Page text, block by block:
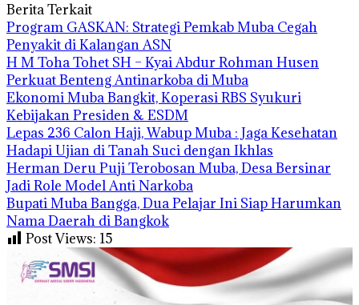
Berita Terkait
Program GASKAN: Strategi Pemkab Muba Cegah
Penyakit di Kalangan ASN
H M Toha Tohet SH – Kyai Abdur Rohman Husen
Perkuat Benteng Antinarkoba di Muba
Ekonomi Muba Bangkit, Koperasi RBS Syukuri
Kebijakan Presiden & ESDM
Lepas 236 Calon Haji, Wabup Muba : Jaga Kesehatan
Hadapi Ujian di Tanah Suci dengan Ikhlas
Herman Deru Puji Terobosan Muba, Desa Bersinar
Jadi Role Model Anti Narkoba
Bupati Muba Bangga, Dua Pelajar Ini Siap Harumkan
Nama Daerah di Bangkok
Post Views: 15